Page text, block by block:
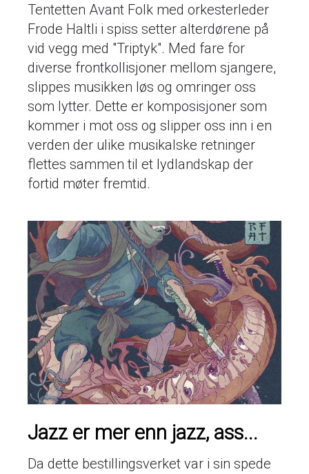
Tentetten Avant Folk med orkesterleder
Frode Haltli i spiss setter alterdørene på
vid vegg med "Triptyk". Med fare for
diverse frontkollisjoner mellom sjangere,
slippes musikken løs og omringer oss
som lytter. Dette er komposisjoner som
kommer i mot oss og slipper oss inn i en
verden der ulike musikalske retninger
flettes sammen til et lydlandskap der
fortid møter fremtid.
Jazz er mer enn jazz, ass...
Da dette bestillingsverket var i sin spede